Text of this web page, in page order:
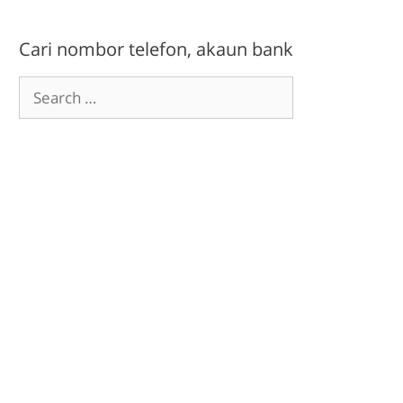
Cari nombor telefon, akaun bank
Search
for: